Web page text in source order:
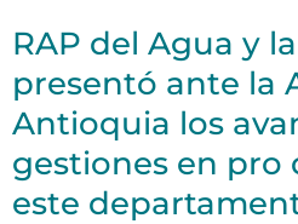
RAP del Agua y
presentó ante la
Antioquia los
gestiones en pro
este